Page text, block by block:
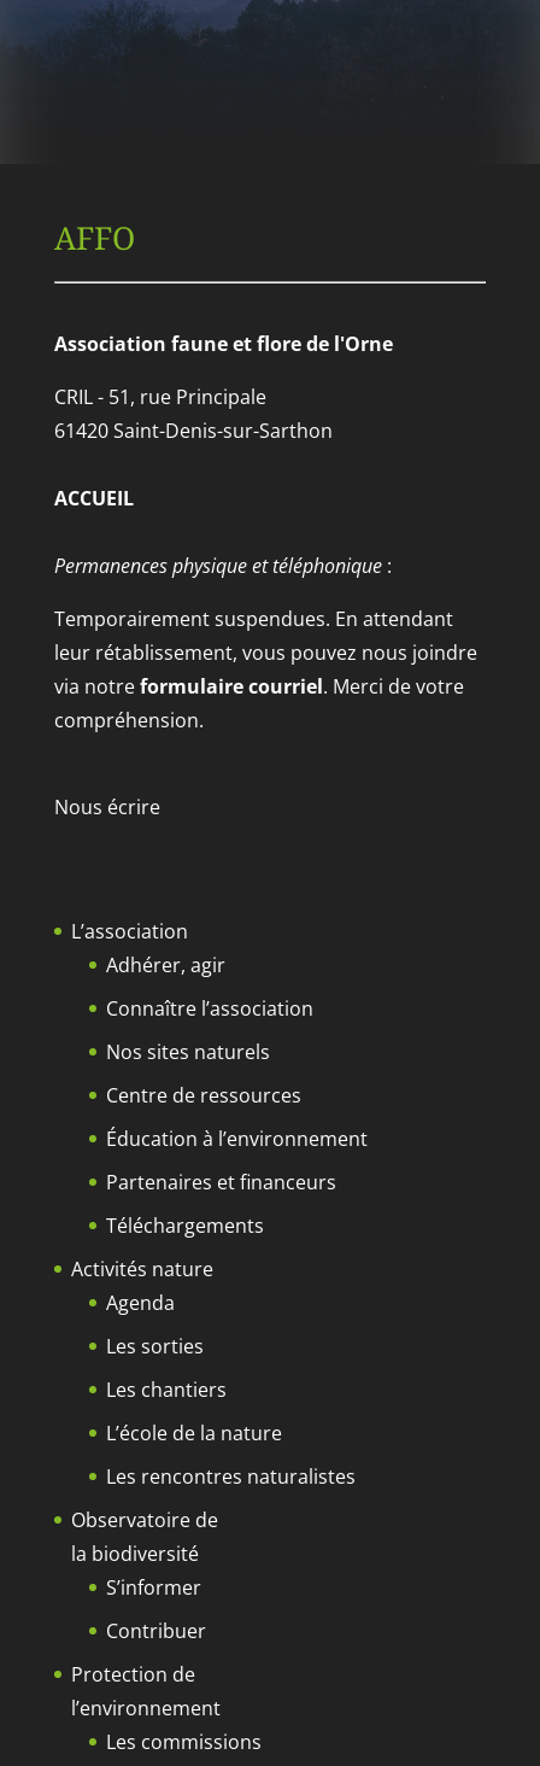
AFFO
Association faune et flore de l'Orne
CRIL - 51, rue Principale
61420 Saint-Denis-sur-Sarthon
ACCUEIL
Permanences physique et téléphonique :
Temporairement suspendues. En attendant
leur rétablissement, vous pouvez nous joindre
via notreformulaire courriel. Merci de votre
compréhension.
Nous écrire
L’association
Adhérer, agir
Connaître l’association
Nos sites naturels
Centre de ressources
Éducation à l’environnement
Partenaires et financeurs
Téléchargements
Activités nature
Agenda
Les sorties
Les chantiers
L’école de la nature
Les rencontres naturalistes
Observatoire de
la biodiversité
S’informer
Contribuer
Protection de
l’environnement
Les commissions